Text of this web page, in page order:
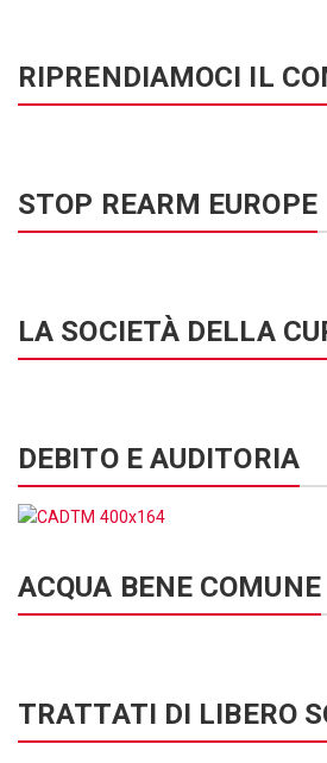
RIPRENDIAMOCI IL
STOP REARM EUROPE
LA SOCIETÀ DELLA
DEBITO E AUDITORIA
ACQUA BENE COMUNE
TRATTATI DI LIBERO